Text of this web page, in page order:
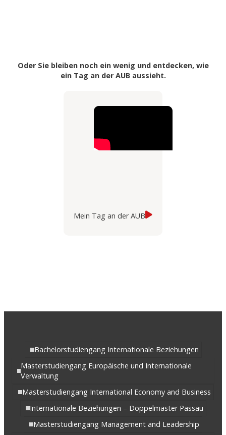
Oder Sie bleiben noch ein wenig und entdecken, wie
ein Tag an der AUB aussieht.
Mein Tag an der AUB
Bachelorstudiengang Internationale Beziehungen
Masterstudiengang Europäische und Internationale
Verwaltung
Masterstudiengang International Economy and Business
Internationale Beziehungen – Doppelmaster Passau
Masterstudiengang Management and Leadership